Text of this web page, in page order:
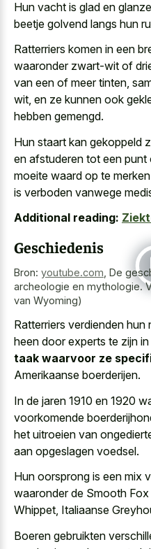
Hun vacht is glad en
beetje golvend langs hun
Ratterriers komen in een
waaronder zwart-wit of
van een of meer tinten,
wit, en ze kunnen ook
hebben gemengd.
Hun staart kan gekoppeld
en afstuderen tot een punt
moeite waard op te
is verboden vanwege
Additional reading:
Geschiedenis
Bron: youtube.com De
archeologie en mythologie.
van Wyoming)
Ratterriers verdienden
heen door experts te zijn
taak waarvoor ze
Amerikaanse boerderijen.
In de jaren 1910 en 1920
voorkomende
het uitroeien van
aan opgeslagen voedsel.
Hun oorsprong is een mix
waaronder de Smooth Fox
Whippet, Italiaanse
Boeren gebruikten